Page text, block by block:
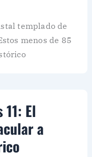
templado de
menos de 85
El
a